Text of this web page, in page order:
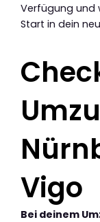
Verfügung und
Start in dein
Vigo
Bei deinem